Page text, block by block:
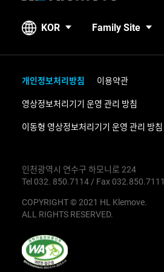
L
K
l
o
e
개인정보처리방침 이용약관
영상정보처리기기 운영 관리 방침
이동형 영상정보처리기기 운영 관리 방침
KOR Family Site
인천광역시 연수구 하모니로 224
Tel 032. 850.7114 / Fax 032.850.7111
COPYRIGHT © 2021 HL Klemove.
ALL RIGHTS RESERVED.